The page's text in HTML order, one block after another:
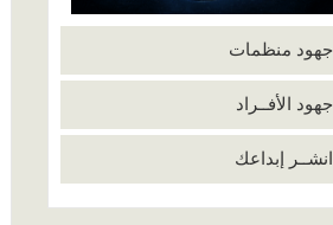
جهود منظمات
جهود الأفــراد
انشــر إبداعك